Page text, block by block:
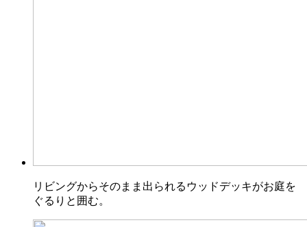
リビングからそのまま出られるウッドデッキがお庭を
ぐるりと囲む。